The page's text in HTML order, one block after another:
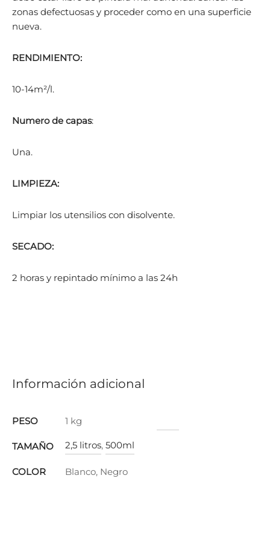
zonas defectuosas y proceder como en una superficie
nueva.
RENDIMIENTO:
10-14m²/l.
Numero de capas:
Una.
LIMPIEZA:
Limpiar los utensilios con disolvente.
SECADO:
2 horas y repintado mínimo a las 24h
Información adicional
PESO 1 kg
TAMAÑO 2,5 litros, 500ml
COLOR Blanco, Negro